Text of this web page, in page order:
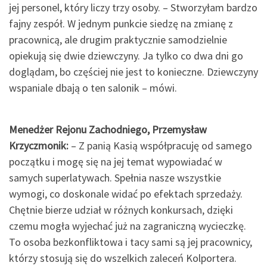
jej personel, który liczy trzy osoby. – Stworzyłam bardzo
fajny zespół. W jednym punkcie siedzę na zmianę z
pracownicą, ale drugim praktycznie samodzielnie
opiekują się dwie dziewczyny. Ja tylko co dwa dni go
doglądam, bo częściej nie jest to konieczne. Dziewczyny
wspaniale dbają o ten salonik – mówi.
Menedżer Rejonu Zachodniego, Przemysław
Krzyczmonik: – Z panią Kasią współpracuję od samego
początku i mogę się na jej temat wypowiadać w
samych superlatywach. Spełnia nasze wszystkie
wymogi, co doskonale widać po efektach sprzedaży.
Chętnie bierze udział w różnych konkursach, dzięki
czemu mogła wyjechać już na zagraniczną wycieczkę.
To osoba bezkonfliktowa i tacy sami są jej pracownicy,
którzy stosują się do wszelkich zaleceń Kolportera.